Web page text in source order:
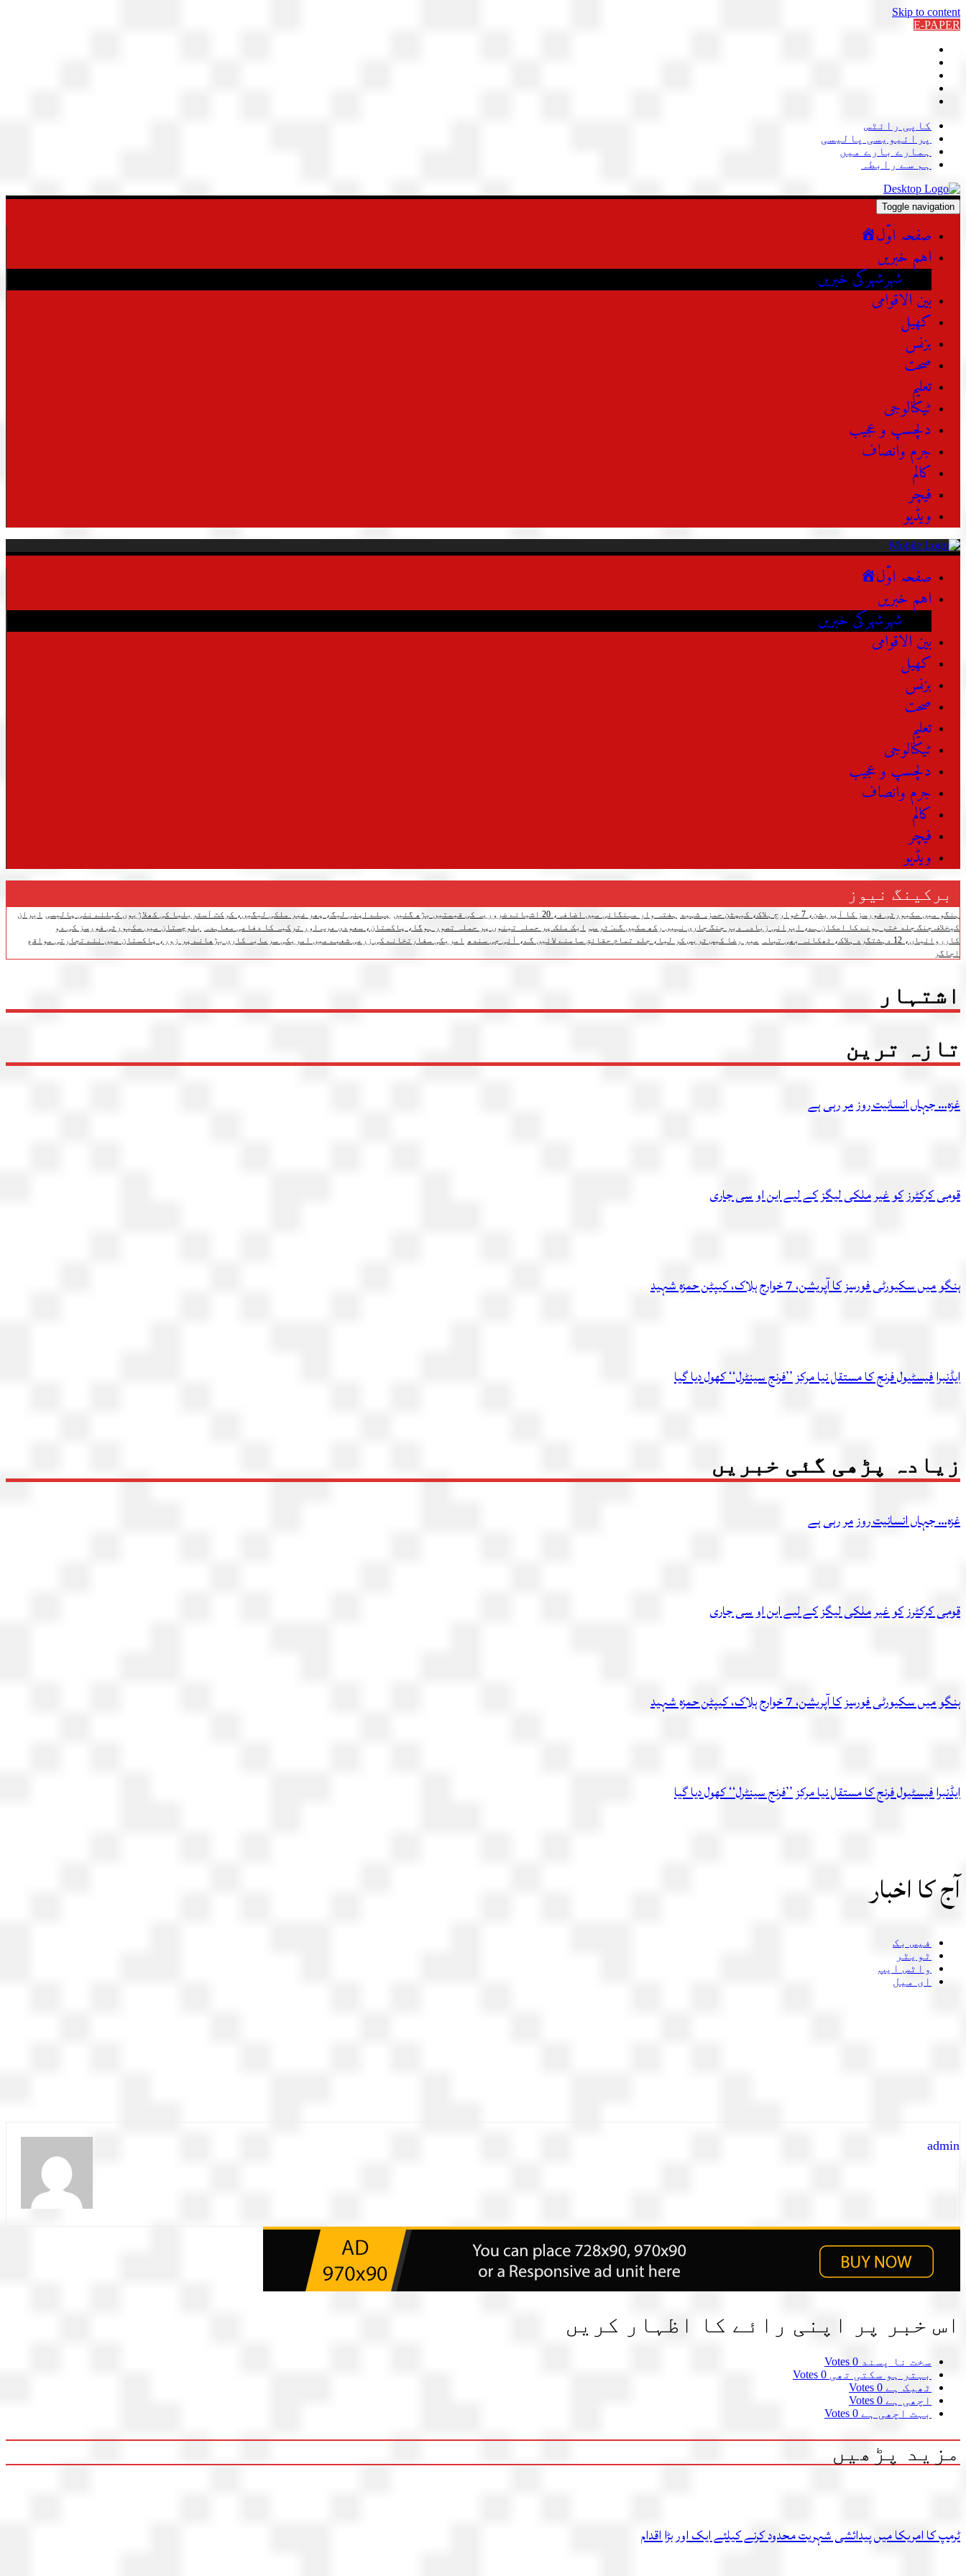
Skip to content
E-PAPER
کاپی رائٹس
پرائیویسی پالیسی
ہمارے بارے میں
ہم سے رابطہ
Toggle navigation
صفحہ اوّل
اہم خبریں
شہرشہرکی خبریں
بین الاقوامی
کھیل
بزنس
صحت
تعلیم
ٹیکنالوجی
دلچسپ و عجیب
جرم وانصاف
کالم
فیچر
ویڈیو
صفحہ اوّل
اہم خبریں
شہرشہرکی خبریں
بین الاقوامی
کھیل
بزنس
صحت
تعلیم
ٹیکنالوجی
دلچسپ و عجیب
جرم وانصاف
کالم
فیچر
ویڈیو
برکینگ نیوز
ہنگو میں سکیورٹی فورسز کا آپریشن، 7 خوارج ہلاک، کیپٹن حمزہ شہید ہفتہ وار مہنگائی میں اضافہ، 20 اشیائے ضروریہ کی قیمتیں بڑھ گئیں پہلے اپنی لیگ، پھر غیر ملکی لیگیں، کرکٹ آسٹریلیا کی کھلاڑیوں کیلئے نئی پالیسی ایران
کیخلاف جنگ جلد ختم ہونے کا امکان ہے، ایرانی زیادہ دیر جنگ جاری نہیں رکھ سکیں گے: ٹرمپ ایک ملک پر حملہ تینوں پر حملہ تصور ہوگا، پاکستان، سعودی عرب اور ترکیہ کا دفاعی معاہدہ
بلوچستان میں سکیورٹی فورسز کی دو
کارروائیاں، 12 دہشتگرد ہلاک، ٹھکانہ بھی تباہ
میر رضا کیس ٹریس کر لیا، جلد تمام حقائق سامنے لائیں گے، آئی جی سندھ امریکی سفارتخانے کی زرعی شعبے میں امریکی سرمایہ کاری بڑھانے پر زور، پاکستان میں نئے تجارتی مواقع
اجاگر
اشتہار
تازہ ترین
غزہ… جہاں انسانیت روز مر رہی ہے
قومی کرکٹرز کو غیر ملکی لیگز کے لیے این او سی جاری
ہنگو میں سکیورٹی فورسز کا آپریشن، 7 خوارج ہلاک، کیپٹن حمزہ شہید
ایڈنبرا فیسٹیول فرنج کا مستقل نیا مرکز ’’فرنج سینٹرل‘‘ کھول دیا گیا
زیادہ پڑھی گئی خبریں
غزہ… جہاں انسانیت روز مر رہی ہے
قومی کرکٹرز کو غیر ملکی لیگز کے لیے این او سی جاری
ہنگو میں سکیورٹی فورسز کا آپریشن، 7 خوارج ہلاک، کیپٹن حمزہ شہید
ایڈنبرا فیسٹیول فرنج کا مستقل نیا مرکز ’’فرنج سینٹرل‘‘ کھول دیا گیا
آج کا اخبار
فیس بک
ٹویٹر
واٹس ایپ
ای میل
admin
اس خبر پر اپنی رائے کا اظہار کریں
سخت نا پسند 0 Votes
بہتر ہو سکتی تھی 0 Votes
ٹھیک ہے 0 Votes
اچھی ہے 0 Votes
بہت اچھی ہے 0 Votes
مزید پڑھیں
ٹرمپ کا امریکا میں پیدائشی شہریت محدود کرنے کیلئے ایک اور بڑا اقدام